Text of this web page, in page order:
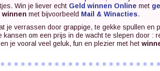
Win je liever echt Geld winnen Online met
winnen met bijvoorbeeld Mail & Winacties.
je verrassen door grappige, te gekke spullen en
kansen om een prijs in de wacht te slepen door :
je vooral veel geluk, fun en plezier met het